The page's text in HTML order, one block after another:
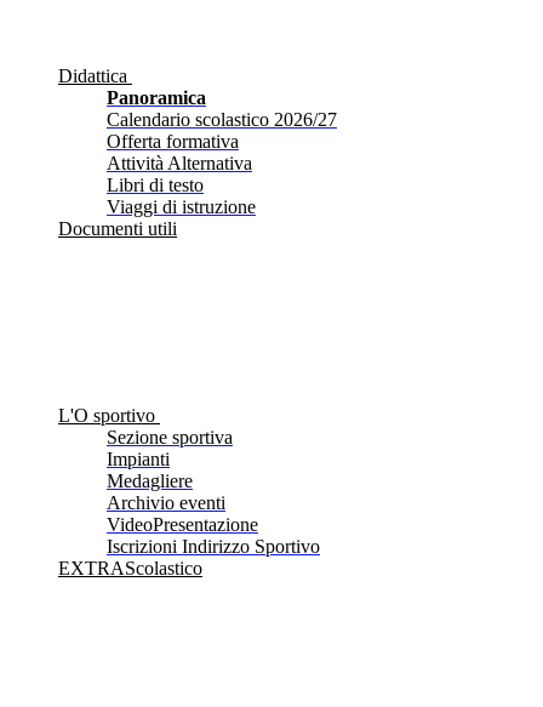
Didattica
Panoramica
Calendario scolastico 2026/27
Offerta formativa
Attività Alternativa
Libri di testo
Viaggi di istruzione
Documenti utili
L'O sportivo
Sezione sportiva
Impianti
Medagliere
Archivio eventi
VideoPresentazione
Iscrizioni Indirizzo Sportivo
EXTRAScolastico